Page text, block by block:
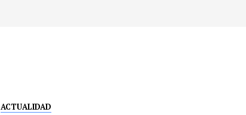
ACTUALIDAD